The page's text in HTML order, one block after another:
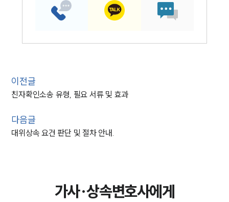
이전글
친자확인소송 유형, 필요 서류 및 효과
다음글
대위상속 요건 판단 및 절차 안내.
가사·상속변호사에게